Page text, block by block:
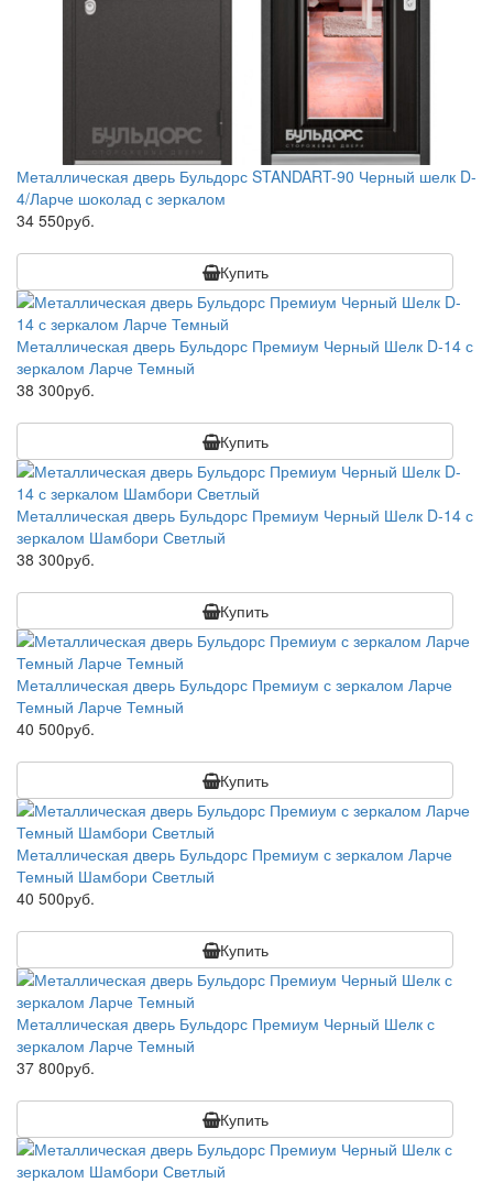
Металлическая дверь Бульдорс STANDART-90 Черный шелк D-
4/Ларче шоколад с зеркалом
34 550руб.
Купить
Металлическая дверь Бульдорс Премиум Черный Шелк D-14 с
зеркалом Ларче Темный
38 300руб.
Купить
Металлическая дверь Бульдорс Премиум Черный Шелк D-14 с
зеркалом Шамбори Светлый
38 300руб.
Купить
Металлическая дверь Бульдорс Премиум с зеркалом Ларче
Темный Ларче Темный
40 500руб.
Купить
Металлическая дверь Бульдорс Премиум с зеркалом Ларче
Темный Шамбори Светлый
40 500руб.
Купить
Металлическая дверь Бульдорс Премиум Черный Шелк с
зеркалом Ларче Темный
37 800руб.
Купить